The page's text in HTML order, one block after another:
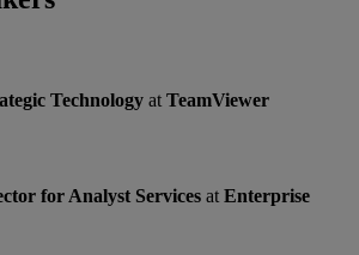
Technology at TeamViewer
for Analyst Services at Enterprise